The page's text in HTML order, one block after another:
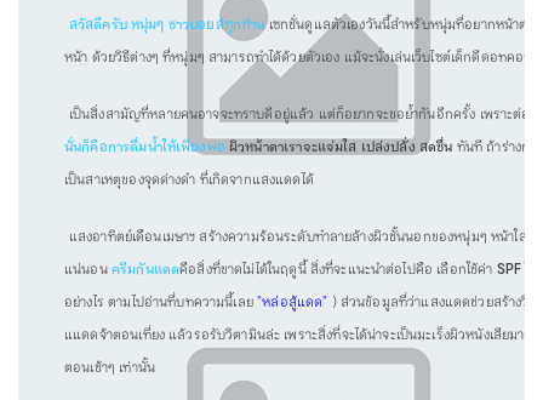
สวัสดีครับ หนุ่มๆ ชาวบอยส์ทุกท่านเซกชั่นดูแลตัวเองวันนี้สำหรับหนุ่มที่อยากหน้าตา
หน้า ด้วยวิธีต่างๆ ที่หนุ่มๆ สามารถทำได้ด้วยตัวเอง แม้จะนั่งเล่นเว็บไซต์เด็กดีดอทคอม
เป็นสิ่งสามัญที่หลายคนอาจจะทราบดีอยู่แล้ว แต่ก็อยากจะขอย้ำกันอีกครั้ง เพราะต่อให้เ
นั่นก็คือการดื่มน้ำให้เพียงพอผิวหน้าตาเราจะแจ่มใส เปล่งปลั่ง สดชื่นทันที ถ้าร่างกา
เป็นสาเหตุของจุดด่างดำ ที่เกิดจากแสงแดดได้
แสงอาทิตย์เดือนเมษาฯ สร้างความร้อนระดับทำลายล้างผิวชั้นนอกของหนุ่มๆ หน้าใสไ
แน่นอนครีมกันแดดคือสิ่งที่ขาดไม่ได้ในฤดูนี้ สิ่งที่จะแนะนำต่อไปคือ เลือกใช้ค่าSPFใ
อย่างไร ตามไปอ่านที่บทความนี้เลย"หล่อสู้แดด" ) ส่วนข้อมูลที่ว่าแสงแดดช่วยสร้างวิต
แแดดจ้าตอนเที่ยง แล้วรอรับวิตามินล่ะ เพราะสิ่งที่จะได้น่าจะเป็นมะเร็งผิวหนังเสียม
ตอนเช้าๆ เท่านั้น